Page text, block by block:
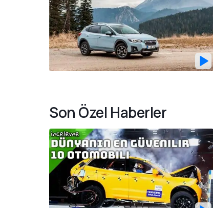
Son Özel Haberler